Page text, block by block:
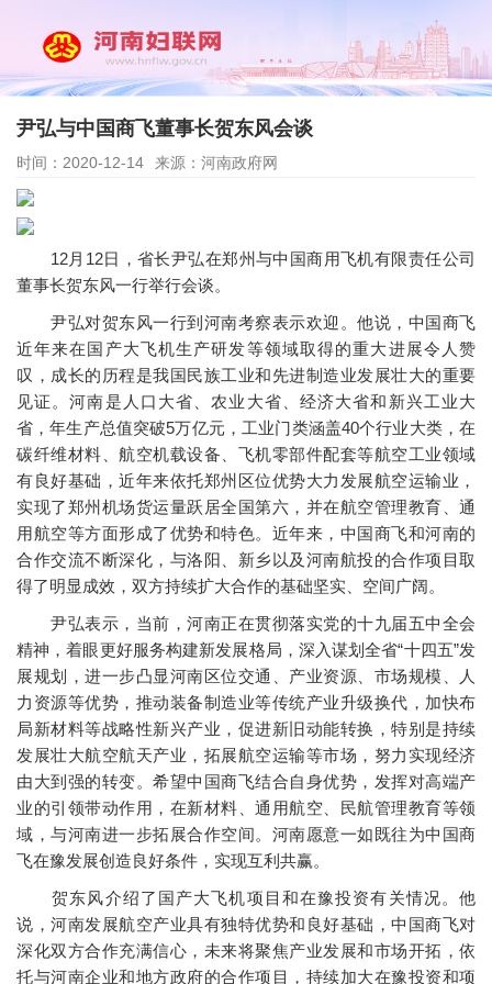
尹弘与中国商飞董事长贺东风会谈
时间：2020-12-14 来源：河南政府网
12月12日，省长尹弘在郑州与中国商用飞机有限责任公司
董事长贺东风一行举行会谈。
尹弘对贺东风一行到河南考察表示欢迎。他说，中国商飞
近年来在国产大飞机生产研发等领域取得的重大进展令人赞
叹，成长的历程是我国民族工业和先进制造业发展壮大的重要
见证。河南是人口大省、农业大省、经济大省和新兴工业大
省，年生产总值突破5万亿元，工业门类涵盖40个行业大类，在
碳纤维材料、航空机载设备、飞机零部件配套等航空工业领域
有良好基础，近年来依托郑州区位优势大力发展航空运输业，
实现了郑州机场货运量跃居全国第六，并在航空管理教育、通
用航空等方面形成了优势和特色。近年来，中国商飞和河南的
合作交流不断深化，与洛阳、新乡以及河南航投的合作项目取
得了明显成效，双方持续扩大合作的基础坚实、空间广阔。
尹弘表示，当前，河南正在贯彻落实党的十九届五中全会
精神，着眼更好服务构建新发展格局，深入谋划全省“十四五”发
展规划，进一步凸显河南区位交通、产业资源、市场规模、人
力资源等优势，推动装备制造业等传统产业升级换代，加快布
局新材料等战略性新兴产业，促进新旧动能转换，特别是持续
发展壮大航空航天产业，拓展航空运输等市场，努力实现经济
由大到强的转变。希望中国商飞结合自身优势，发挥对高端产
业的引领带动作用，在新材料、通用航空、民航管理教育等领
域，与河南进一步拓展合作空间。河南愿意一如既往为中国商
飞在豫发展创造良好条件，实现互利共赢。
贺东风介绍了国产大飞机项目和在豫投资有关情况。他
说，河南发展航空产业具有独特优势和良好基础，中国商飞对
深化双方合作充满信心，未来将聚焦产业发展和市场开拓，依
托与河南企业和地方政府的合作项目，持续加大在豫投资和项